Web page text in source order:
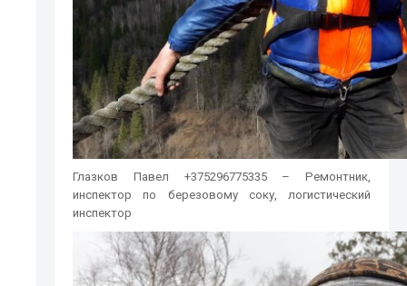
Глазков Павел +375296775335 – Ремонтник,
инспектор по березовому соку, логистический
инспектор